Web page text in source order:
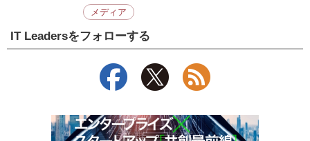
メディア
IT Leadersをフォローする